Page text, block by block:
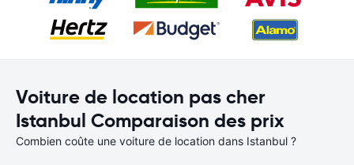
Voiture de location pas cher
Istanbul Comparaison des prix
Combien coûte une voiture de location dans Istanbul ?